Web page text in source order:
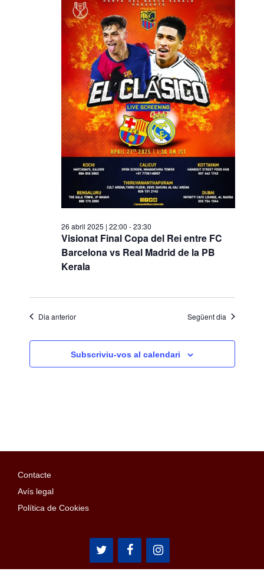
Visionat Final Copa del Rei entre FC
Barcelona vs Real Madrid de la PB
Kerala
26 abril 2025 | 22:00 -23:30
Dia anterior Següent dia
Subscriviu-vos al calendari
Contacte
Avís legal
Política de Cookies